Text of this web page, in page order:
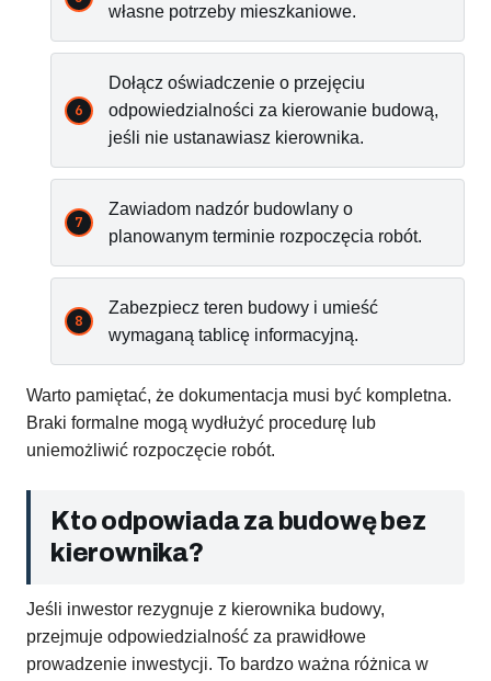
własne potrzeby mieszkaniowe.
Dołącz oświadczenie o przejęciu
odpowiedzialności za kierowanie budową,
jeśli nie ustanawiasz kierownika.
Zawiadom nadzór budowlany o
planowanym terminie rozpoczęcia robót.
Zabezpiecz teren budowy i umieść
wymaganą tablicę informacyjną.
Warto pamiętać, że dokumentacja musi być kompletna.
Braki formalne mogą wydłużyć procedurę lub
uniemożliwić rozpoczęcie robót.
Kto odpowiada za budowę bez
kierownika?
Jeśli inwestor rezygnuje z kierownika budowy,
przejmuje odpowiedzialność za prawidłowe
prowadzenie inwestycji. To bardzo ważna różnica w